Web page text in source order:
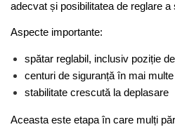
adecvat și posibilitatea de reglare a
Aspecte importante:
spătar reglabil, inclusiv poziție
centuri de siguranță în mai
stabilitate crescută la deplasare
Aceasta este etapa în care mulți